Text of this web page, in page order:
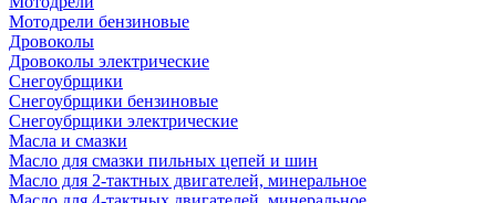
Мотодрели бензиновые
Дровоколы
Дровоколы электрические
Снегоубрщики
Снегоубрщики бензиновые
Снегоубрщики электрические
Масла и смазки
Масло для смазки пильных цепей и шин
Масло для 2-тактных двигателей, минеральное